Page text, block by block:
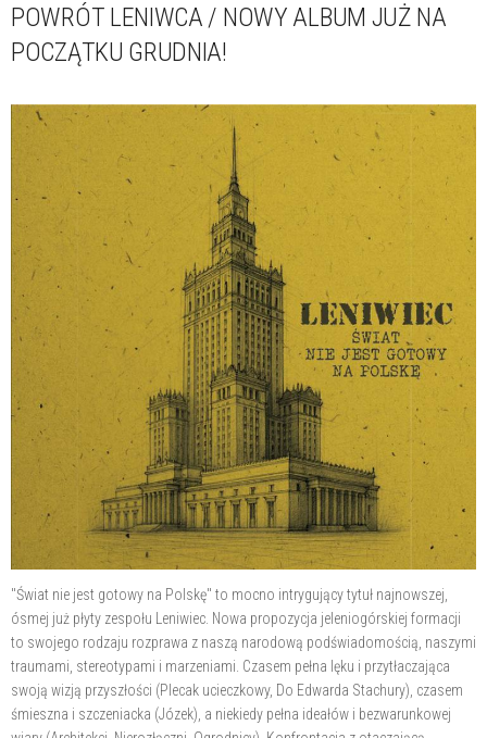
POWRÓT LENIWCA / NOWY ALBUM JUŻ NA
POCZĄTKU GRUDNIA!
"Świat nie jest gotowy na Polskę" to mocno intrygujący tytuł najnowszej,
ósmej już płyty zespołu Leniwiec. Nowa propozycja jeleniogórskiej formacji
to swojego rodzaju rozprawa z naszą narodową podświadomością, naszymi
traumami, stereotypami i marzeniami. Czasem pełna lęku i przytłaczająca
swoją wizją przyszłości (Plecak ucieczkowy, Do Edwarda Stachury), czasem
śmieszna i szczeniacka (Józek), a niekiedy pełna ideałów i bezwarunkowej